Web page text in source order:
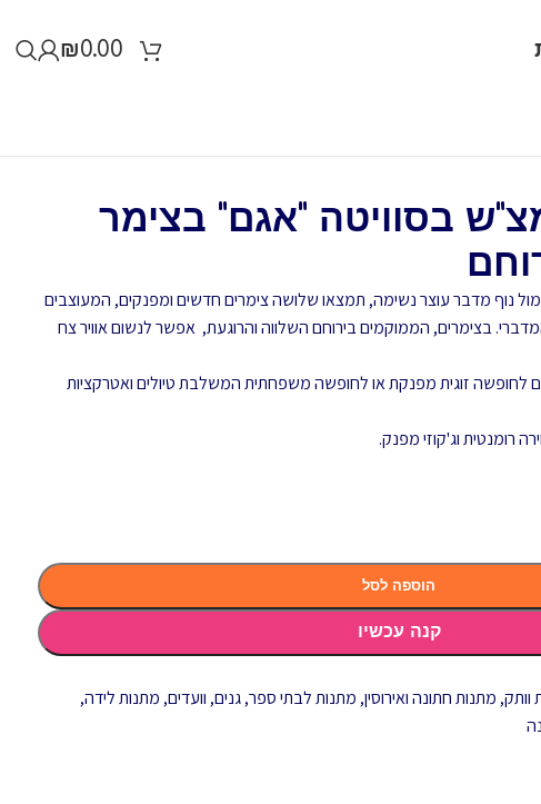
₪0.00
בסוויטה "אגם" בצימר
נוף מדבר עוצר נשימה, תמצאו שלושה צימרים חדשים ומפנקים, המעוצבים
בצימרים, הממוקמים בירוחם השלווה והרוגעת, אפשר לנשום אוויר צח
לחופשה זוגית מפנקת או לחופשה משפחתית המשלבת טיולים ואטרקציות
רומנטית וג'קוזי מפנק.
הוספה לסל
קנה עכשיו
וותק, מתנות חתונה ואירוסין, מתנות לבתי ספר, גנים, וועדים, מתנות לידה,